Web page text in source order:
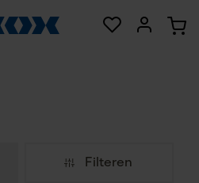
Filteren